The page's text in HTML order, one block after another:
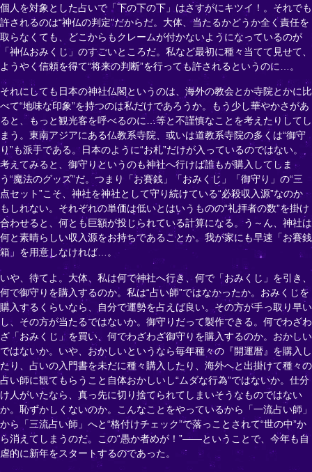
個人を対象とした占いで「下の下の下」はさすがにキツイ！。それでも
許されるのは“神仏の判定”だからだ。大体、当たるかどうか全く責任を
取らなくても、どこからもクレームが付かないようになっているのが
「神仏おみくじ」のすごいところだ。私など最初に種々当てて見せて、
ようやく信頼を得て“将来の判断”を行っても許されるというのに…。
それにしても日本の神社仏閣というのは、海外の教会とか寺院とかに比
べて“地味な印象”を持つのは私だけであろうか。もう少し華やかさがあ
ると、もっと観光客を呼べるのに…等と不謹慎なことを考えたりしてし
まう。東南アジアにある仏教系寺院、或いは道教系寺院の多くは“御守
り”も派手である。日本のように“お札”だけが入っているのではない。
考えてみると、御守りというのも神社へ行けば誰もが購入してしま
う“魔法のグッズ”だ。つまり「お賽銭」「おみくじ」「御守り」の“三
点セット”こそ、神社を神社として守り続けている“必殺収入源”なのか
もしれない。それぞれの単価は低いとはいうものの“礼拝者の数”を掛け
合わせると、何とも巨額が投じられている計算になる。う～ん、神社は
何と素晴らしい収入源をお持ちであることか。我が家にも早速「お賽銭
箱」を用意しなければ…。
いや、待てよ。大体、私は何で神社へ行き、何で「おみくじ」を引き、
何で御守りを購入するのか。私は“占い師”ではなかったか。おみくじを
購入するくらいなら、自分で運勢を占えば良い。その方が手っ取り早い
し、その方が当たるではないか。御守りだって製作できる。何でわざわ
ざ「おみくじ」を買い、何でわざわざ御守りを購入するのか。おかしい
ではないか。いや、おかしいというなら毎年種々の『開運暦』を購入し
たり、占いの入門書を未だに種々購入したり、海外へと出掛けて種々の
占い師に観てもらうこと自体おかしいし“ムダな行為”ではないか。仕分
け人がいたなら、真っ先に切り捨てられてしまいそうなものではない
か。恥ずかしくないのか。こんなことをやっているから「一流占い師」
から「三流占い師」へと“格付けチェック”で落っことされて“世の中”か
ら消えてしまうのだ。この“愚か者めが！”――ということで、今年も自
虐的に新年をスタートするのであった。